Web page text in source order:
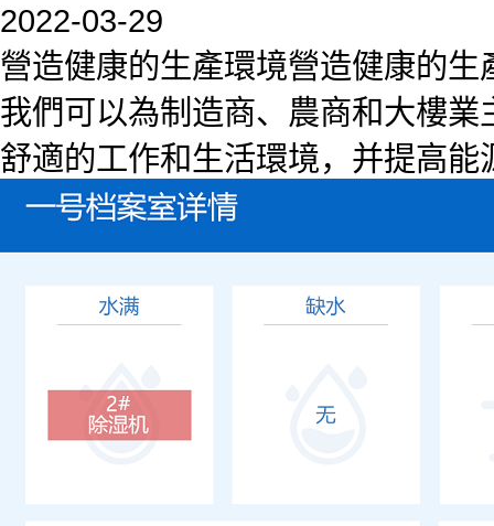
2022-03-29
營造健康的生產環境營造健康的
我們可以為制造商、農商和大樓
舒適的工作和生活環境，并提高